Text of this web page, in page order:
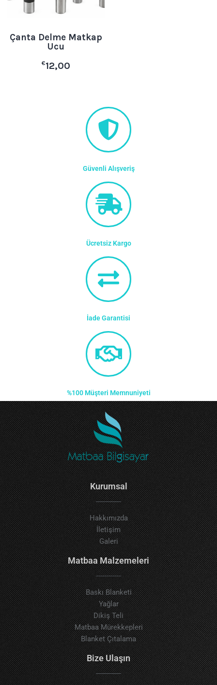
Çanta Delme Matkap
Ucu
€12,00
Güvenli Alışveriş
Ücretsiz Kargo
İade Garantisi
%100 Müşteri Memnuniyeti
Kurumsal
Hakkımızda
İletişim
Galeri
Matbaa Malzemeleri
Baskı Blanketi
Yağlar
Dikiş Teli
Matbaa Mürekkepleri
Blanket Çıtalama
Bize Ulaşın